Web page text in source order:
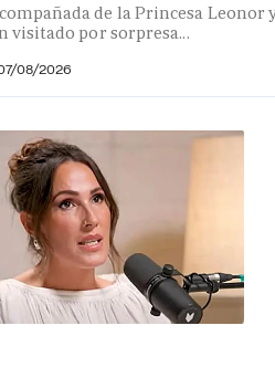
de la Princesa Leonor
visitado por sorpresa...
08/2026